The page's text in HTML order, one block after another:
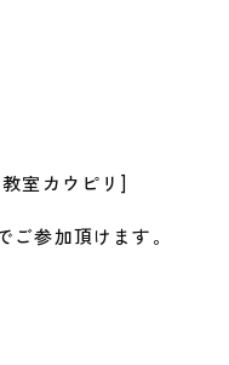
室カウピリ]
参加頂けます。